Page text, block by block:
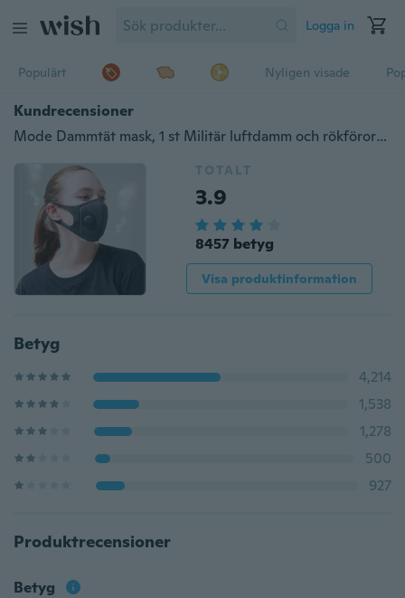
Logga in
Populärt Nyligen visade
Kundrecensioner
Mode Dammtät mask, 1 st Militär luftdamm och rökföroreningsmasker med justerbara remmar och en tvättbar andningsmaska gjord för män kvinnor och barn
TOTALT
3.9
8457 betyg
Visa produktinformation
Betyg
4,214
1,538
1,278
500
927
Produktrecensioner
Betyg